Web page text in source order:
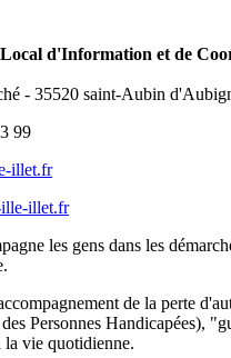
d'Information et de
- 35520 saint-Aubin
99
illet.fr
illet.fr
les gens dans les
de la perte
Personnes Handicapées),
la vie quotidienne.